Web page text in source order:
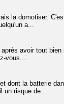
la domotiser.
a...
avoir tout
vous...
dont la batterie
risque de...